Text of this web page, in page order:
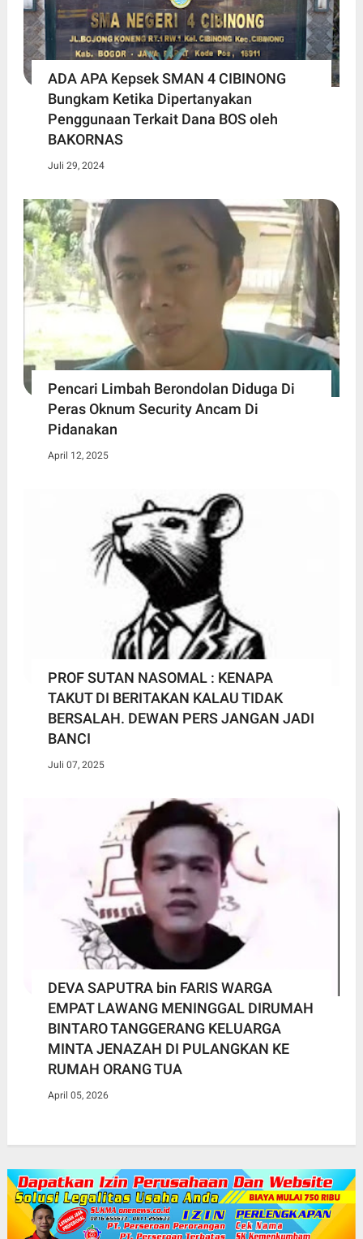
ADA APA Kepsek SMAN 4 CIBINONG
Bungkam Ketika Dipertanyakan
Penggunaan Terkait Dana BOS oleh
BAKORNAS
Juli 29, 2024
Pencari Limbah Berondolan Diduga Di
Peras Oknum Security Ancam Di
Pidanakan
April 12, 2025
PROF SUTAN NASOMAL : KENAPA
TAKUT DI BERITAKAN KALAU TIDAK
BERSALAH. DEWAN PERS JANGAN JADI
BANCI
Juli 07, 2025
DEVA SAPUTRA bin FARIS WARGA
EMPAT LAWANG MENINGGAL DIRUMAH
BINTARO TANGGERANG KELUARGA
MINTA JENAZAH DI PULANGKAN KE
RUMAH ORANG TUA
April 05, 2026